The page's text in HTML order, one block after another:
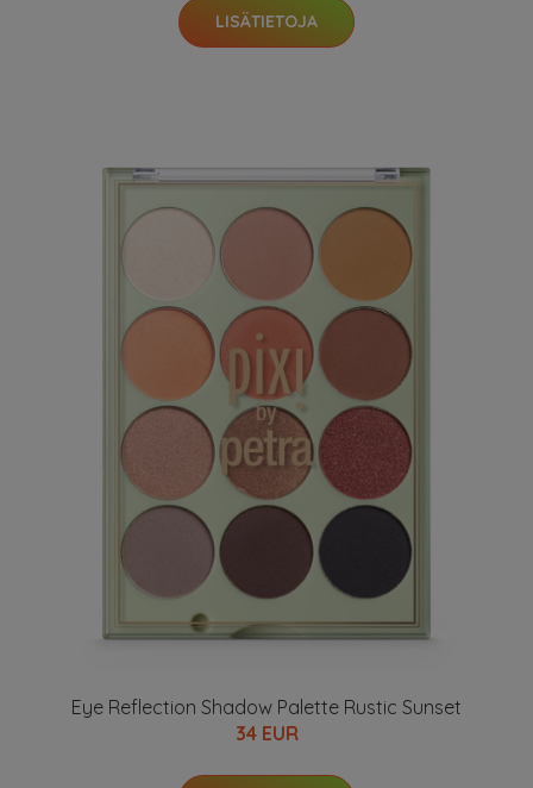
LISÄTIETOJA
Eye Reflection Shadow Palette Rustic Sunset
34 EUR